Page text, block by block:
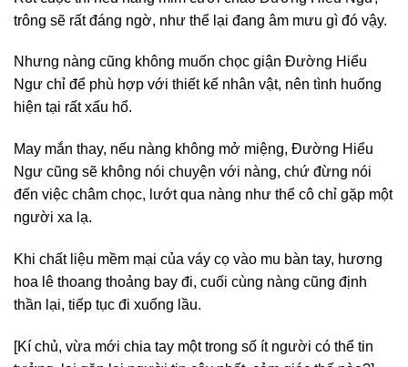
trông sẽ rất đáng ngờ, như thể lại đang âm mưu gì đó vậy.
Nhưng nàng cũng không muốn chọc giận Đường Hiểu
Ngư chỉ để phù hợp với thiết kế nhân vật, nên tình huống
hiện tại rất xấu hổ.
May mắn thay, nếu nàng không mở miệng, Đường Hiểu
Ngư cũng sẽ không nói chuyện với nàng, chứ đừng nói
đến việc châm chọc, lướt qua nàng như thể cô chỉ gặp một
người xa lạ.
Khi chất liệu mềm mại của váy cọ vào mu bàn tay, hương
hoa lê thoang thoảng bay đi, cuối cùng nàng cũng định
thần lại, tiếp tục đi xuống lầu.
[Kí chủ, vừa mới chia tay một trong số ít người có thể tin